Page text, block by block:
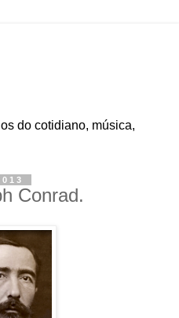
do cotidiano, música,
Conrad.